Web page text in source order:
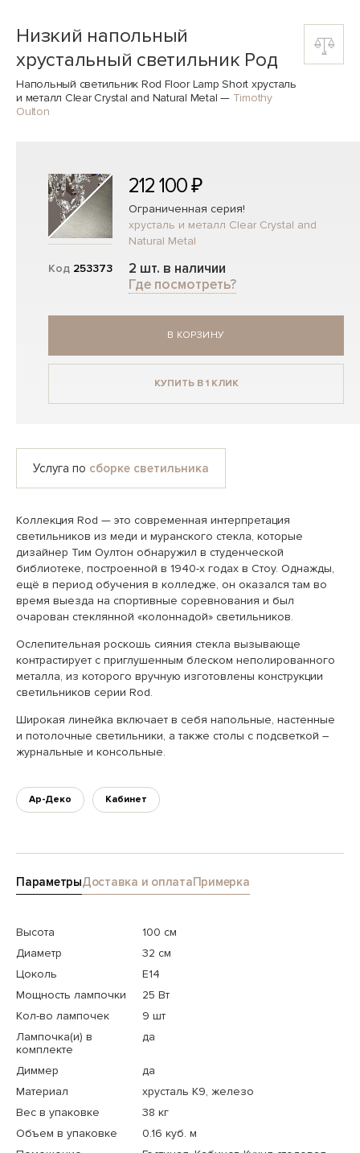
Низкий напольный
хрустальный светильник Род
Напольный светильник Rod Floor Lamp Short хрусталь
и металл Clear Crystal and Natural Metal — Timothy
Oulton
Код 253373
212 100 ₽
Ограниченная серия!
хрусталь и металл Clear Crystal and
Natural Metal
2 шт. в наличии
Где посмотреть?
В КОРЗИНУ
КУПИТЬ В 1 КЛИК
Услуга по сборке светильника
Коллекция Rod — это современная интерпретация
светильников из меди и муранского стекла, которые
дизайнер Тим Оултон обнаружил в студенческой
библиотеке, построенной в 1940-х годах в Стоу. Однажды,
ещё в период обучения в колледже, он оказался там во
время выезда на спортивные соревнования и был
очарован стеклянной «колоннадой» светильников.
Ослепительная роскошь сияния стекла вызывающе
контрастирует с приглушенным блеском неполированного
металла, из которого вручную изготовлены конструкции
светильников серии Rod.
Широкая линейка включает в себя напольные, настенные
и потолочные светильники, а также столы с подсветкой –
журнальные и консольные.
Ар-Деко Кабинет
ПараметрыДоставка и оплатаПримерка
Высота
100 см
Диаметр
32 см
Цоколь
E14
Мощность лампочки
25 Вт
Кол-во лампочек
9 шт
Лампочка(и) в
комплекте
да
Диммер
да
Материал
хрусталь К9, железо
Вес в упаковке
38 кг
Объем в упаковке
0.16 куб. м